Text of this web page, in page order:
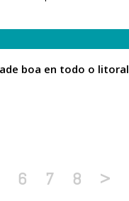
boa en todo o litoral
6 7 8 >